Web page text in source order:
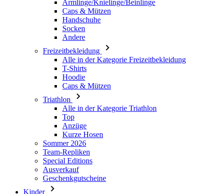
Freizeitbekleidung
Alle in der Kategorie Freizeitbekleidung
T-Shirts
Hoodie
Caps & Mützen
Triathlon
Alle in der Kategorie Triathlon
Top
Anzüge
Kurze Hosen
Sommer 2026
Team-Repliken
Special Editions
Ausverkauf
Geschenkgutscheine
Kinder
Alle in der Kategorie Kinder
Radsport
Alle in der Kategorie Radsport